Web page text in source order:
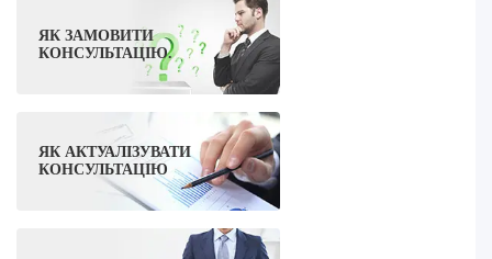
ЯК ЗАМОВИТИ
КОНСУЛЬТАЦІЮ.
ЯК АКТУАЛІЗУВАТИ
КОНСУЛЬТАЦІЮ